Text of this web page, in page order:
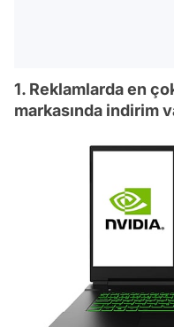
1. Reklamlarda en
markasında indirim